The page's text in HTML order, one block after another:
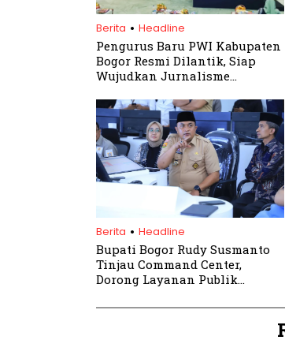
Berita . Headline
Pengurus Baru PWI Kabupaten
Bogor Resmi Dilantik, Siap
Wujudkan Jurnalisme
Berita . Headline
Bupati Bogor Rudy Susmanto
Tinjau Command Center,
Dorong Layanan Publik